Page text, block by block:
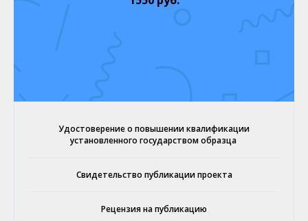
Удостоверение о повышении квалификации
установленного государством образца
Свидетельство публикации проекта
Рецензия на публикацию